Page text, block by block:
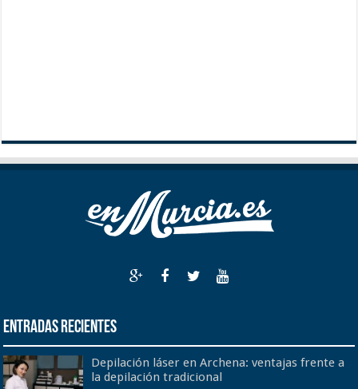
Entradas recientes
Depilación láser en Archena: ventajas frente a
la depilación tradicional